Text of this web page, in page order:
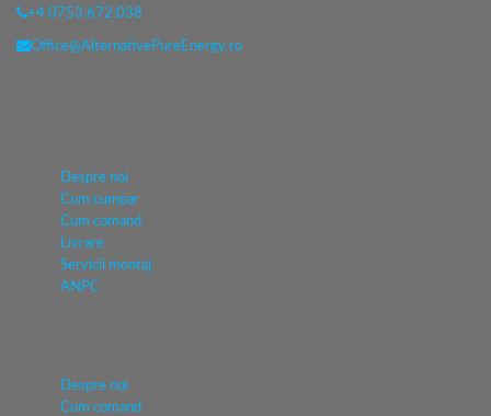
+4 0753.672.038
Office@AlternativePureEnergy.ro
Despre noi
Cum cumpar
Cum comand
Livrare
Servicii montaj
ANPC
Despre noi
Cum comand